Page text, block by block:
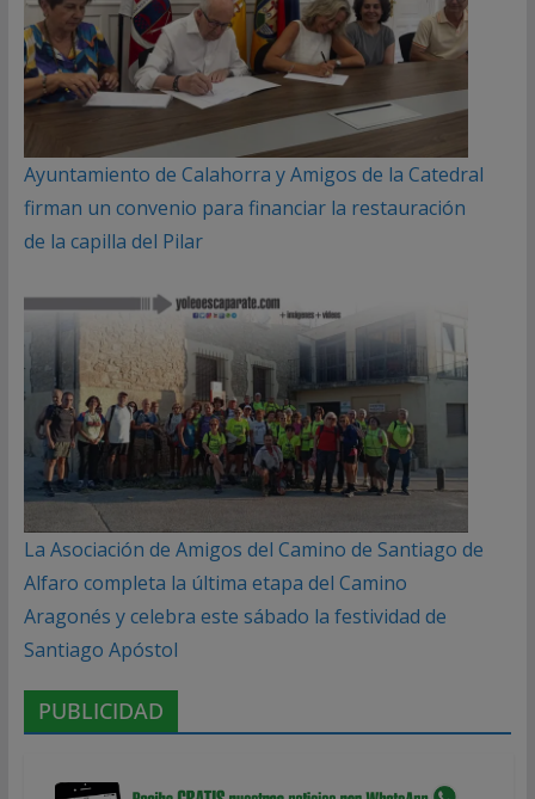
Ayuntamiento de Calahorra y Amigos de la Catedral
firman un convenio para financiar la restauración
de la capilla del Pilar
La Asociación de Amigos del Camino de Santiago de
Alfaro completa la última etapa del Camino
Aragonés y celebra este sábado la festividad de
Santiago Apóstol
PUBLICIDAD